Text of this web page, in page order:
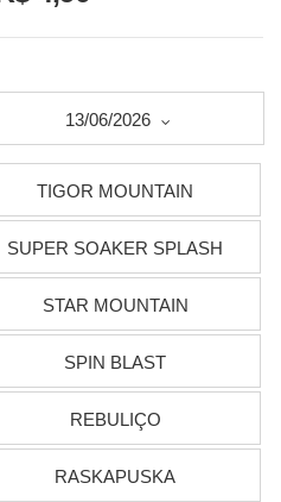
13/06/2026
TIGOR MOUNTAIN
SUPER SOAKER SPLASH
STAR MOUNTAIN
SPIN BLAST
REBULIÇO
RASKAPUSKA